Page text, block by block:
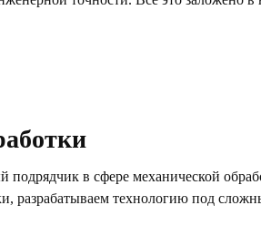
в сфере механической
разрабатываем технологию под